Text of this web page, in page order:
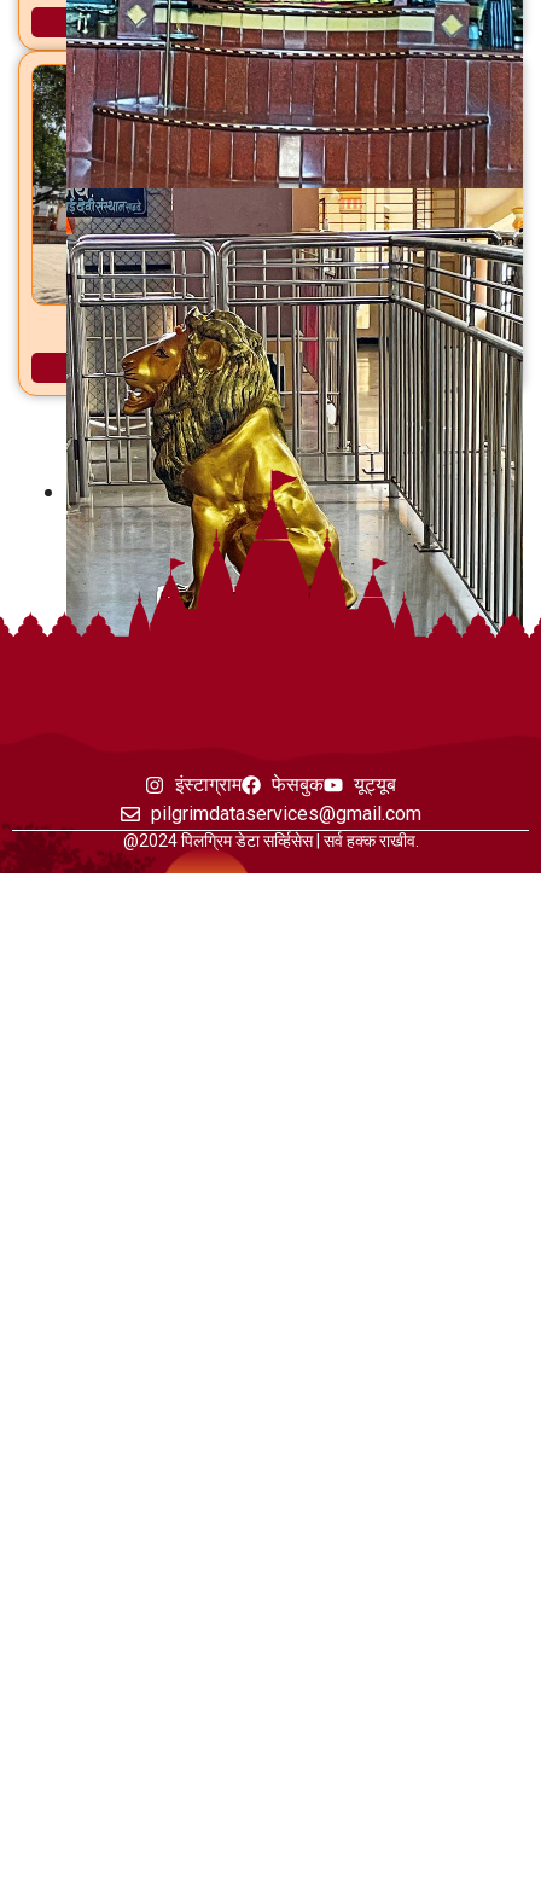
अधिक माहिती
धारेश्वर महादेव मंदिर धायरी, सिंहगड रस्ता, पुणे
अधिक माहिती
इंस्टाग्राम फेसबुक
यूट्यूब
pilgrimdataservices@gmail.com
@2024 पिलग्रिम डेटा सर्व्हिसेस | सर्व हक्क राखीव.